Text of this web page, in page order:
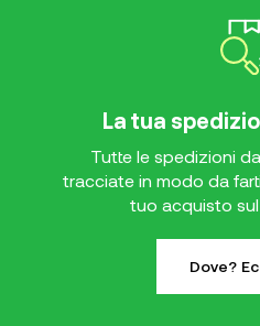
La tua
Tutte le spedizioni
tracciate in modo da
tuo acquisto
Dove?